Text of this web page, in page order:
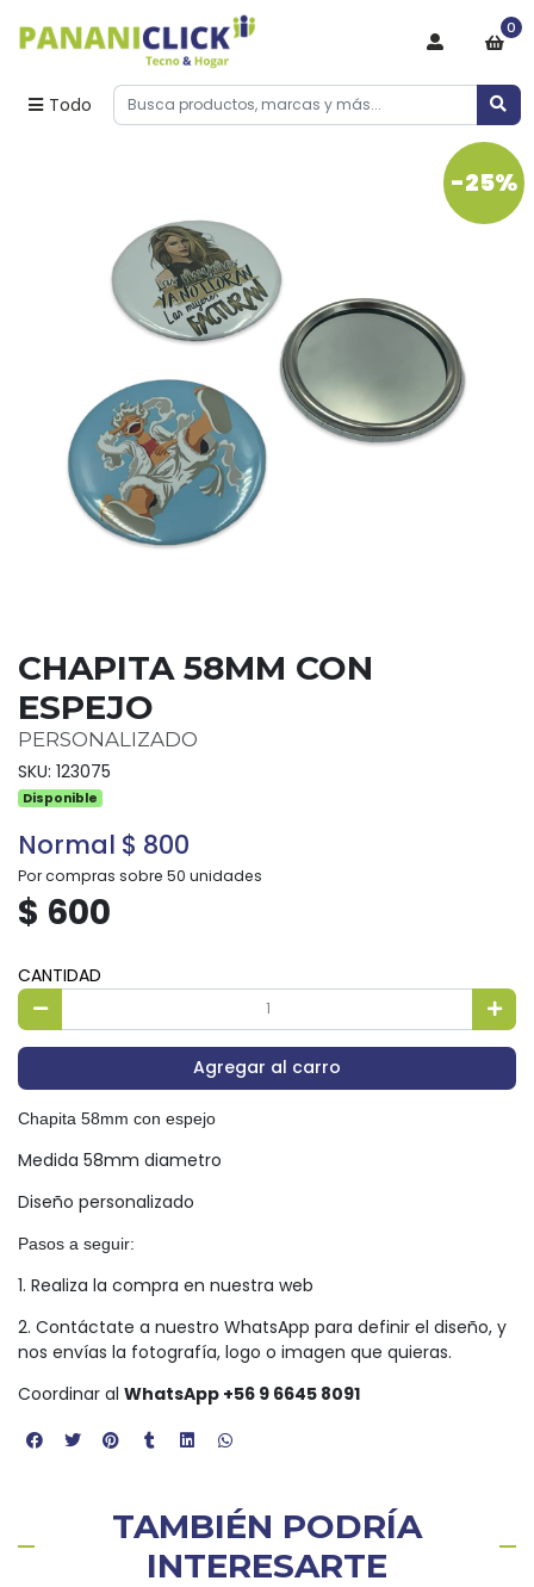
Todo
0
-25%
CHAPITA 58MM CON
ESPEJO
PERSONALIZADO
SKU: 123075
Disponible
Normal $ 800
Por compras sobre 50 unidades
$ 600
CANTIDAD
Agregar al carro
Chapita 58mm con espejo
Medida 58mm diametro
Diseño personalizado
Pasos a seguir:
1. Realiza la compra en nuestra web
2. Contáctate a nuestro WhatsApp para definir el diseño, y
nos envías la fotografía, logo o imagen que quieras.
Coordinar al WhatsApp +56 9 6645 8091
TAMBIÉN PODRÍA
INTERESARTE